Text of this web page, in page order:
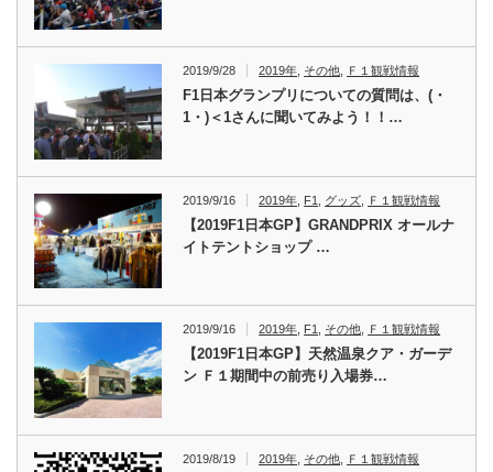
2019/9/28 2019年, その他, Ｆ１観戦情報
F1日本グランプリについての質問は、(・
1・)＜1さんに聞いてみよう！！…
2019/9/16 2019年 F1 グッズ Ｆ１観戦情報
【2019F1日本GP】GRANDPRIX オールナ
イトテントショップ …
2019/9/16 2019年 F1 その他 Ｆ１観戦情報
【2019F1日本GP】天然温泉クア・ガーデ
ン Ｆ１期間中の前売り入場券…
2019/8/19 2019年 その他 Ｆ１観戦情報